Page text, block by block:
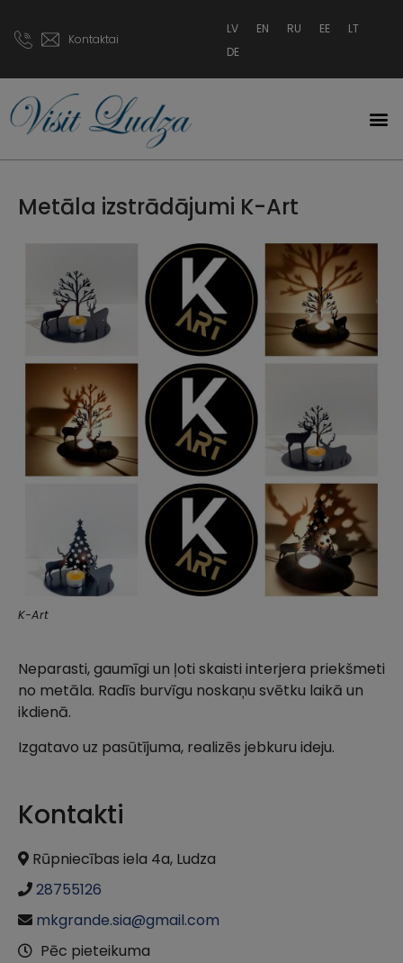
Kontaktai
LV EN RU EE
LT
DE
Metāla izstrādājumi K-Art
K-Art
Neparasti, gaumīgi un ļoti skaisti interjera priekšmeti
no metāla. Radīs burvīgu noskaņu svētku laikā un
ikdienā.
Izgatavo uz pasūtījuma, realizēs jebkuru ideju.
Kontakti
Rūpniecības iela 4a, Ludza
28755126
mkgrande.sia@gmail.com
Pēc pieteikuma